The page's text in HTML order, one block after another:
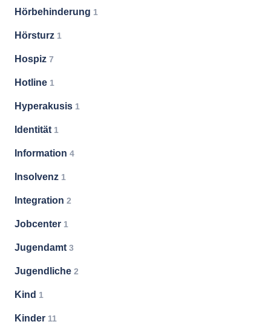
Hörbehinderung 1
Hörsturz 1
Hospiz 7
Hotline 1
Hyperakusis 1
Identität 1
Information 4
Insolvenz 1
Integration 2
Jobcenter 1
Jugendamt 3
Jugendliche 2
Kind 1
Kinder 11